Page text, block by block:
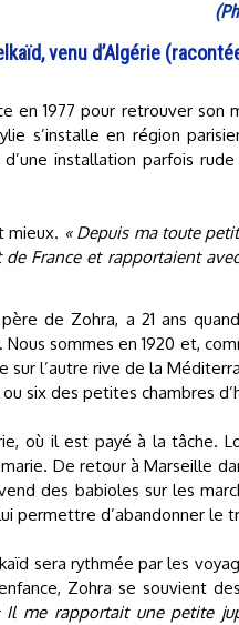
venu d’Algérie
en 1977 pour retrouver son
s’installe en région
installation parfois
mieux. « Depuis ma toute
France et rapportaient
de Zohra, a 21 ans
Nous sommes en 1920 et,
l’autre rive de la
six des petites chambres
où il est payé à la tâche.
De retour à Marseille
des babioles sur les
permettre d’abandonner le
sera rythmée par les
Zohra se souvient
Il me rapportait une petite